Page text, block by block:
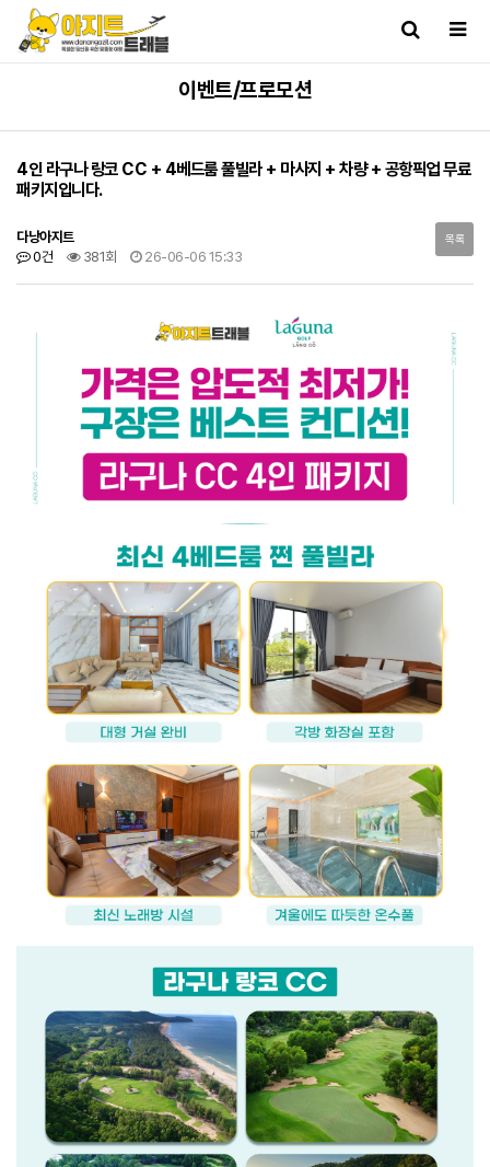
이벤트/프로모션
4인 라구나 랑코 CC + 4베드룸 풀빌라 + 마사지 + 차량 + 공항픽업 무료
패키지입니다.
다낭아지트
0건
381회 26-06-06 15:33
목록